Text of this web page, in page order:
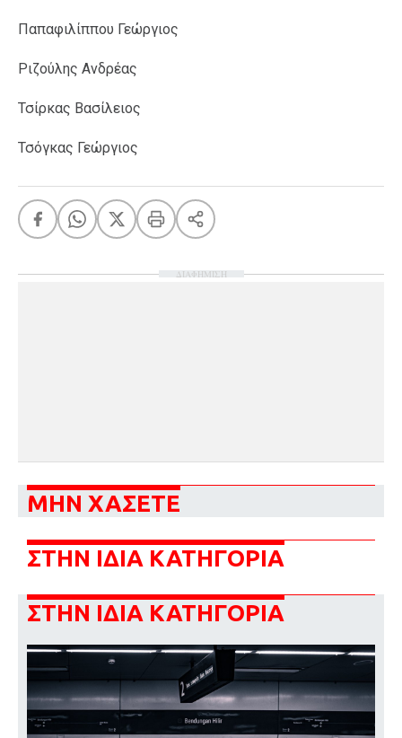
Παπαφιλίππου Γεώργιος
Ριζούλης Ανδρέας
Τσίρκας Βασίλειος
Τσόγκας Γεώργιος
ΔΙΑΦΗΜΙΣΗ
ΜΗΝ ΧΑΣΕΤΕ
ΣΤΗΝ ΙΔΙΑ ΚΑΤΗΓΟΡΙΑ
ΣΤΗΝ ΙΔΙΑ ΚΑΤΗΓΟΡΙΑ